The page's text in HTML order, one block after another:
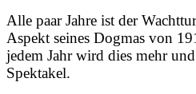
Alle paar Jahre ist der
Aspekt seines Dogmas von
jedem Jahr wird dies mehr
Spektakel.